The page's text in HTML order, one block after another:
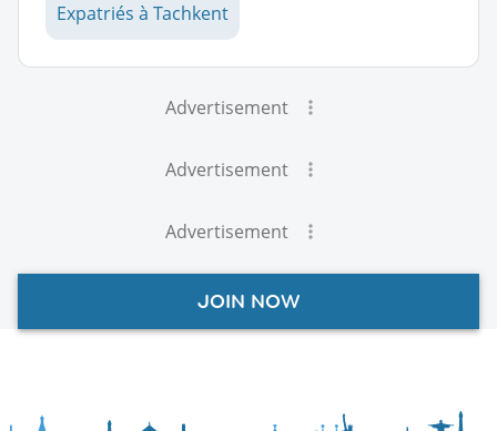
Expatriés à Tachkent
Advertisement
Advertisement
Advertisement
JOIN NOW